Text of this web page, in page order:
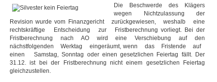
Die Beschwerde des Klägers
wegen Nichtzulassung der
Revision wurde vom Finanzgericht zurückgewiesen, weshalb eine
rechtskräftige Entscheidung zur Fristberechnung vorliegt. Bei der
Fristberechnung nach AO wird eine Verschiebung auf den
nächstfolgenden Werktag eingeräumt, wenn das Fristende auf
einen Samstag, Sonntag oder einen gesetzlichen Feiertag fällt. Der
31.12. ist bei der Fristberechnung nicht einem gesetzlichen Feiertag
gleichzustellen.